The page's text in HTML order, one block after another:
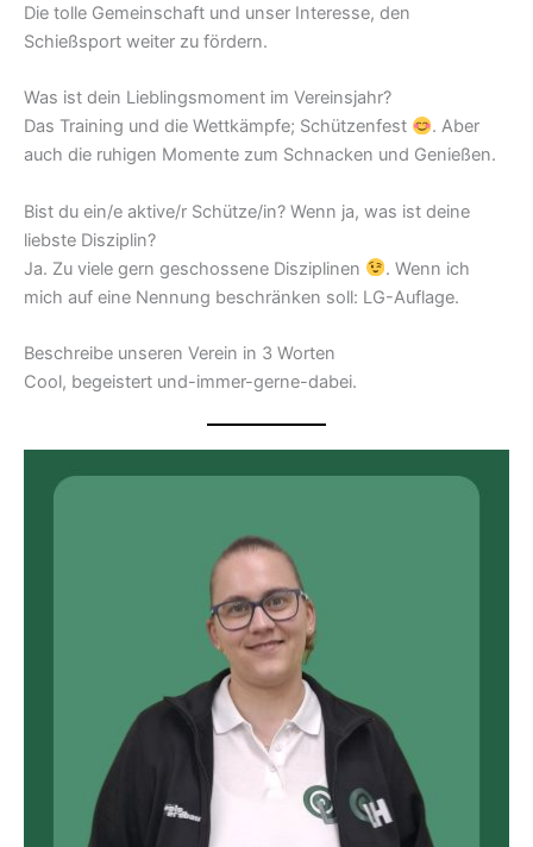
Die tolle Gemeinschaft und unser Interesse, den
Schießsport weiter zu fördern.
Was ist dein Lieblingsmoment im Vereinsjahr?
Das Training und die Wettkämpfe; Schützenfest
. Aber
auch die ruhigen Momente zum Schnacken und Genießen.
Bist du ein/e aktive/r Schütze/in? Wenn ja, was ist deine
liebste Disziplin?
Ja. Zu viele gern geschossene Disziplinen
. Wenn ich
mich auf eine Nennung beschränken soll: LG-Auflage.
Beschreibe unseren Verein in 3 Worten
Cool, begeistert und-immer-gerne-dabei.